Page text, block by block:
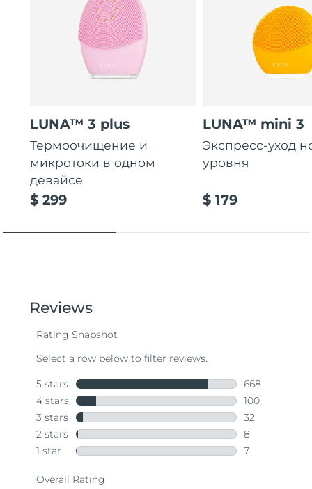
LUNA™ 3 plus
Термоочищение и
микротоки в одном
девайсе
$ 299
LUNA™ mini 3
Экспресс-уход
уровня
$ 179